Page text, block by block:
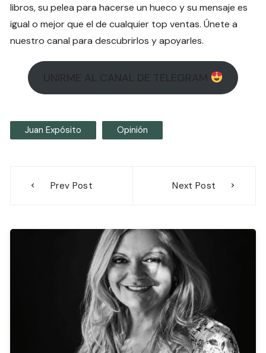
libros, su pelea para hacerse un hueco y su mensaje es
igual o mejor que el de cualquier top ventas. Únete a
nuestro canal para descubrirlos y apoyarles.
UNIRME AL CANAL DE TELEGRAM
Juan Expósito Opinión
Prev Post Next Post